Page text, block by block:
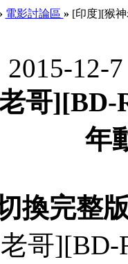
電影討論區 » [印度][猴
2015-12-
哥][BD-
年
換完整
哥][BD-